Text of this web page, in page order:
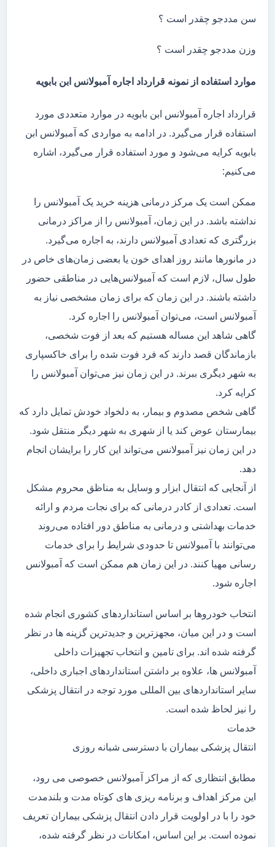
سن مددجو چقدر است ؟
وزن مددجو چقدر است ؟
موارد استفاده از نمونه قرارداد اجاره آمبولانس ابن بابویه
قرارداد اجاره آمبولانس ابن بابویه در موارد متعددی مورد
استفاده قرار می‌گیرد. در ادامه به مواردی که آمبولانس ابن
بابویه کرایه می‌شود و مورد استفاده قرار می‌گیرد، اشاره
می‌کنیم:
ممکن است یک مرکز درمانی هزینه خرید یک آمبولانس را
نداشته باشد. در این زمان، آمبولانس را از مراکز درمانی
بزرگتری که تعدادی آمبولانس دارند، به اجاره می‌گیرد.
در مانور‌ها مانند روز اهدای خون یا بعضی زمان‌های خاص در
طول سال، لازم است که آمبولانس‌هایی در مناطقی حضور
داشته باشند. در این زمان که برای زمان مشخصی نیاز به
آمبولانس است، می‌توان آمبولانس را اجاره کرد.
گاهی شاهد این مساله هستیم که بعد از فوت شخصی،
بازماندگان قصد دارند که فرد فوت شده را برای خاکسپاری
به شهر دیگری ببرند. در این زمان نیز می‌توان آمبولانس را
کرایه کرد.
گاهی شخص مصدوم و بیمار، به دلخواد خودش تمایل دارد که
بیمارستان عوض کند یا از شهری به شهر دیگر منتقل شود.
در این زمان نیز آمبولانس می‌تواند این کار را برایشان انجام
دهد.
از آنجایی که انتقال ابزار و وسایل به مناظق محروم مشکل
است. تعدادی از کادر درمانی که برای نجات مردم و ارائه
خدمات بهداشتی و درمانی به مناطق دور افتاده می‌روند
می‌توانند با آمبولانس تا حدودی شرایط را برای خدمات
رسانی مهیا کنند. در این زمان هم ممکن است که آمبولانس
اجاره شود.
انتخاب خودروها بر اساس استانداردهای کشوری انجام شده
است و در این میان، مجهزترین و جدیدترین گزینه ها در نظر
گرفته شده اند. برای تامین و انتخاب تجهیزات داخلی
آمبولانس ها، علاوه بر داشتن استانداردهای اجباری داخلی،
سایر استانداردهای بین المللی مورد توجه در انتقال پزشکی
را نیز لحاظ شده است.
خدمات
انتقال پزشکی بیماران با دسترسی شبانه روزی
مطابق انتظاری که از مراکز آمبولانس خصوصی می رود،
این مرکز اهداف و برنامه ریزی های کوتاه مدت و بلندمدت
خود را با در اولویت قرار دادن انتقال پزشکی بیماران تعریف
نموده است. بر این اساس، امکانات در نظر گرفته شده،